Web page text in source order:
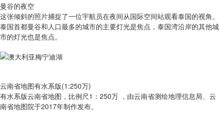
曼谷的夜空
这张倾斜的照片捕捉了一位宇航员在夜间从国际空间站观看泰国的视角。
泰国首都曼谷和人口最多的城市的主要灯光是焦点，泰国湾沿岸的其他城
市的灯光也是焦点。
云南省地图有水系版(1:250万)
有​水系版云南省地图，比例尺1：250万 ，由云南省测绘地理信息局、云
南省地图院于2017年制作发布。